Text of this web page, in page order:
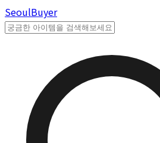
SeoulBuyer